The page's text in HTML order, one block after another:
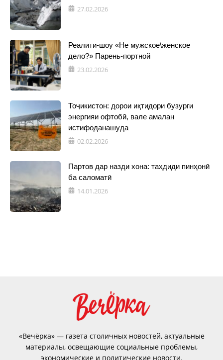
27.02.2026
Реалити-шоу «Не мужское\женское
дело?» Парень-портной
23.02.2026
Тоҷикистон: дорои иқтидори бузурги
энергияи офтобӣ, вале амалан
истифоданашуда
02.02.2026
Партов дар назди хона: таҳдиди пинҳонӣ
ба саломатӣ
14.01.2026
«Вечёрка» — газета столичных новостей, актуальные
материалы, освещающие социальные проблемы,
экономические и политические новости.